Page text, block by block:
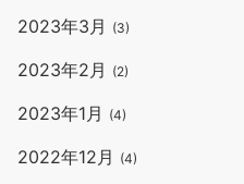
2023年3月 (3)
2023年2月 (2)
2023年1月 (4)
2022年12月 (4)